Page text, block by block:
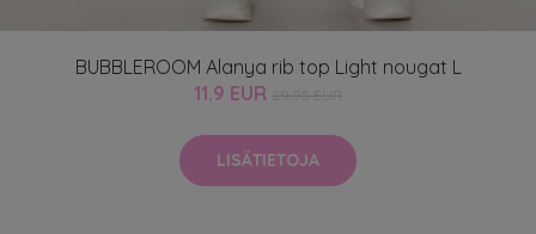
BUBBLEROOM Alanya rib top Light nougat L
11.9 EUR
LISÄTIETOJA